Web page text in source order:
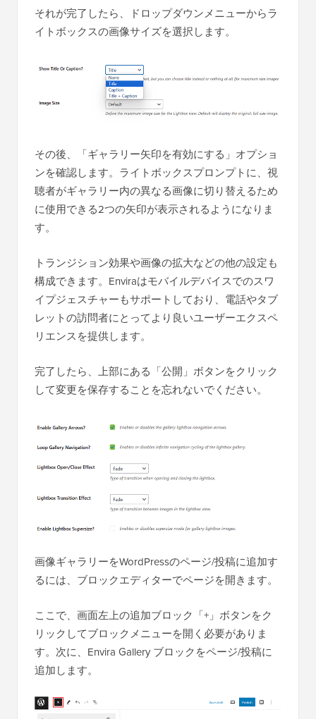
それが完了したら、ドロップダウンメニューからラ
イトボックスの画像サイズを選択します。
その後、「ギャラリー矢印を有効にする」オプショ
ンを確認します。ライトボックスプロンプトに、視
聴者がギャラリー内の異なる画像に切り替えるため
に使用できる2つの矢印が表示されるようになりま
す。
トランジション効果や画像の拡大などの他の設定も
構成できます。Enviraはモバイルデバイスでのスワ
イプジェスチャーもサポートしており、電話やタブ
レットの訪問者にとってより良いユーザーエクスペ
リエンスを提供します。
完了したら、上部にある「公開」ボタンをクリック
して変更を保存することを忘れないでください。
画像ギャラリーをWordPressのページ/投稿に追加す
るには、ブロックエディターでページを開きます。
ここで、画面左上の追加ブロック「+」ボタンをク
リックしてブロックメニューを開く必要がありま
す。次に、Envira Gallery ブロックをページ/投稿に
追加します。